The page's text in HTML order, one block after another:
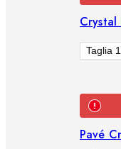
Crystal
Pavé